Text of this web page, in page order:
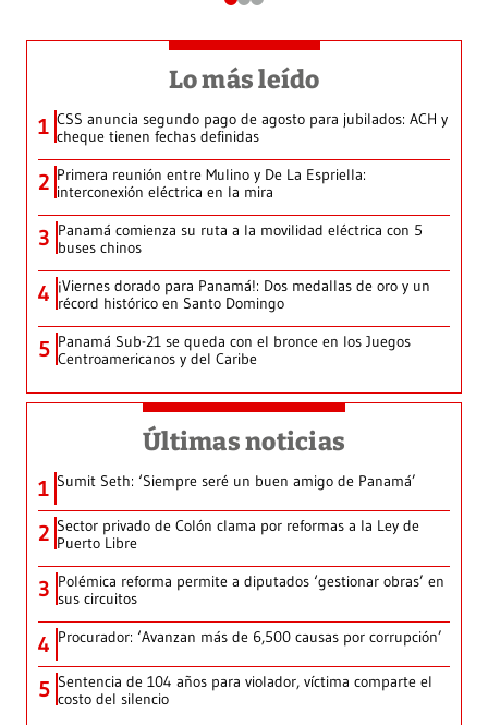
Lo más leído
1 CSS anuncia segundo pago de agosto para jubilados: ACH y
cheque tienen fechas definidas
2 Primera reunión entre Mulino y De La Espriella:
interconexión eléctrica en la mira
3 Panamá comienza su ruta a la movilidad eléctrica con 5
buses chinos
4 ¡Viernes dorado para Panamá!: Dos medallas de oro y un
récord histórico en Santo Domingo
5 Panamá Sub-21 se queda con el bronce en los Juegos
Centroamericanos y del Caribe
Últimas noticias
1 Sumit Seth: ‘Siempre seré un buen amigo de Panamá’
2 Sector privado de Colón clama por reformas a la Ley de
Puerto Libre
3 Polémica reforma permite a diputados ‘gestionar obras’ en
sus circuitos
4 Procurador: ‘Avanzan más de 6,500 causas por corrupción’
5 Sentencia de 104 años para violador, víctima comparte el
costo del silencio